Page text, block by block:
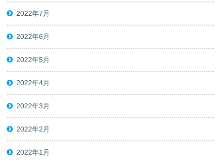
2022年7月
2022年6月
2022年5月
2022年4月
2022年3月
2022年2月
2022年1月